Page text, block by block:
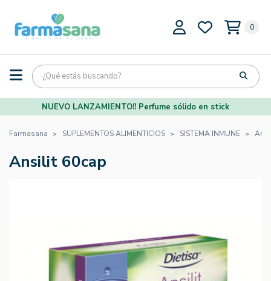
0
NUEVO LANZAMIENTO!! Perfume sólido en stick
Farmasana SUPLEMENTOS ALIMENTICIOS SISTEMA INMUNE
Ansilit 60cap